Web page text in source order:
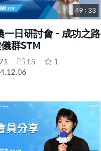
49 : 33
一日研討會 - 成功之路
群STM
15
1